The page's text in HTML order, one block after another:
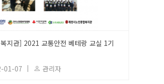
지관] 2021 교통안전 베테랑 교실 1기
01-07 | 관리자